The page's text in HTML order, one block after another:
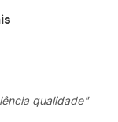
qualidade"